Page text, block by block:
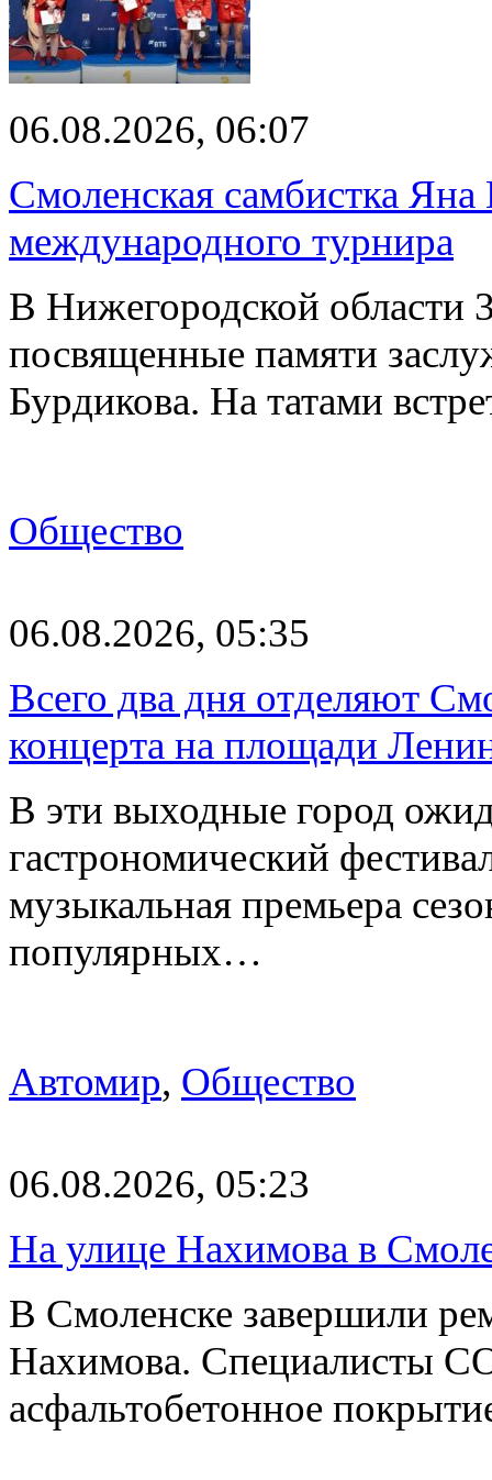
06.08.2026, 06:07
Смоленская самбистка Яна
международного турнира
В Нижегородской области
посвященные памяти
Бурдикова. На татами
Общество
06.08.2026, 05:35
Всего два дня отделяют
концерта на площади
В эти выходные город
гастрономический
музыкальная премьера
популярных…
Автомир, Общество
06.08.2026, 05:23
На улице Нахимова в
В Смоленске завершили
Нахимова. Специалисты
асфальтобетонное